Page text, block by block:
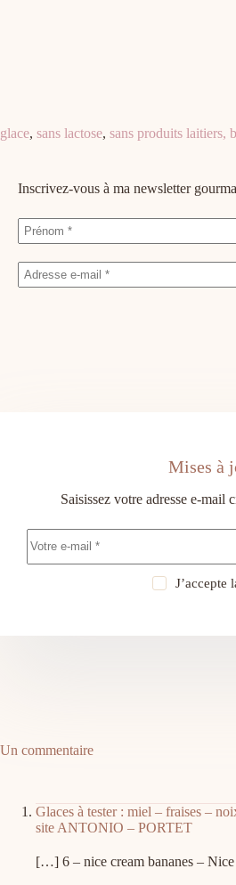
glace, sans lactose, sans produits laitiers,
Inscrivez-vous à ma newsletter
Mises à
Saisissez votre adresse e-mail
J’accepte
Un commentaire
Glaces à tester : miel – fraises –
site ANTONIO – PORTET
[…] 6 – nice cream bananes –